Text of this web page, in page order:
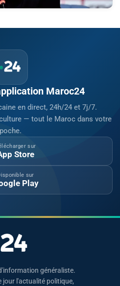
Maroc24
en direct, 24h/24 et 7j/7.
— tout le Maroc dans votre
poche.
sur
Store
sur
Play
généraliste.
jour l'actualité politique,